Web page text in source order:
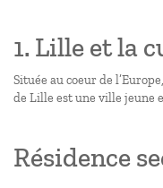
1. Lille et la
Située au coeur de
de Lille est une ville jeune
Résidence